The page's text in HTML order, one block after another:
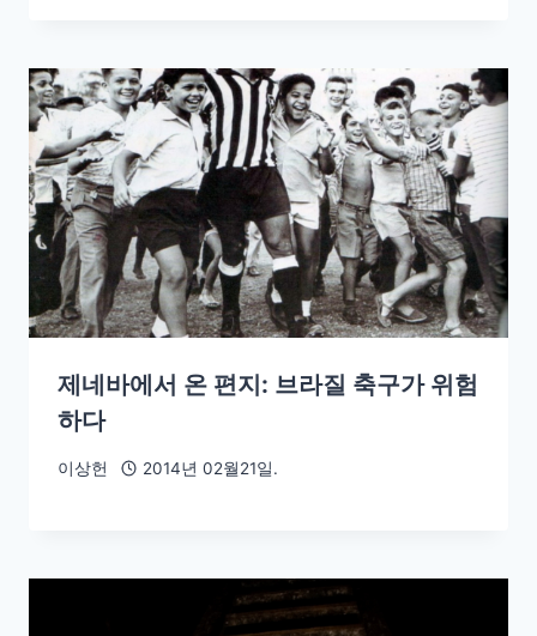
제네바에서 온 편지: 브라질 축구가 위험
하다
이상헌 2014년 02월21일.